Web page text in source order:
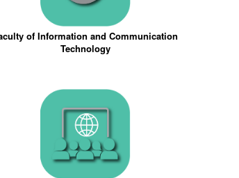
of Information and Communication
Technology